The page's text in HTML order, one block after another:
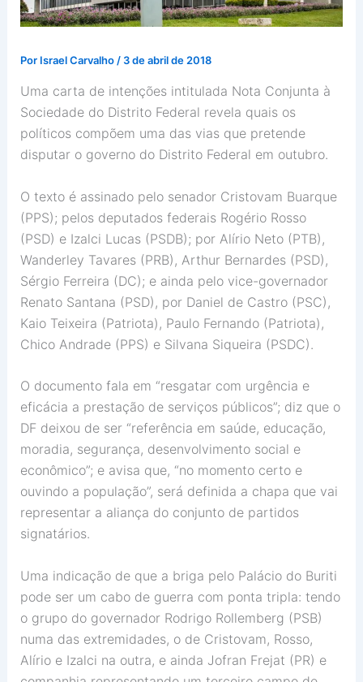
Por Israel Carvalho / 3 de abril de 2018
Uma carta de intenções intitulada Nota Conjunta à
Sociedade do Distrito Federal revela quais os
políticos compõem uma das vias que pretende
disputar o governo do Distrito Federal em outubro.
O texto é assinado pelo senador Cristovam Buarque
(PPS); pelos deputados federais Rogério Rosso
(PSD) e Izalci Lucas (PSDB); por Alírio Neto (PTB),
Wanderley Tavares (PRB), Arthur Bernardes (PSD),
Sérgio Ferreira (DC); e ainda pelo vice-governador
Renato Santana (PSD), por Daniel de Castro (PSC),
Kaio Teixeira (Patriota), Paulo Fernando (Patriota),
Chico Andrade (PPS) e Silvana Siqueira (PSDC).
O documento fala em “resgatar com urgência e
eficácia a prestação de serviços públicos”; diz que o
DF deixou de ser “referência em saúde, educação,
moradia, segurança, desenvolvimento social e
econômico”; e avisa que, “no momento certo e
ouvindo a população”, será definida a chapa que vai
representar a aliança do conjunto de partidos
signatários.
Uma indicação de que a briga pelo Palácio do Buriti
pode ser um cabo de guerra com ponta tripla: tendo
o grupo do governador Rodrigo Rollemberg (PSB)
numa das extremidades, o de Cristovam, Rosso,
Alírio e Izalci na outra, e ainda Jofran Frejat (PR) e